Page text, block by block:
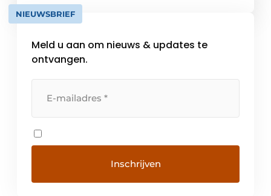
meters verderop… Wij zijn één familie. En
dat voel je als klant.
[…]
NIEUWSBRIEF
Meld u aan om nieuws & updates te
ontvangen.